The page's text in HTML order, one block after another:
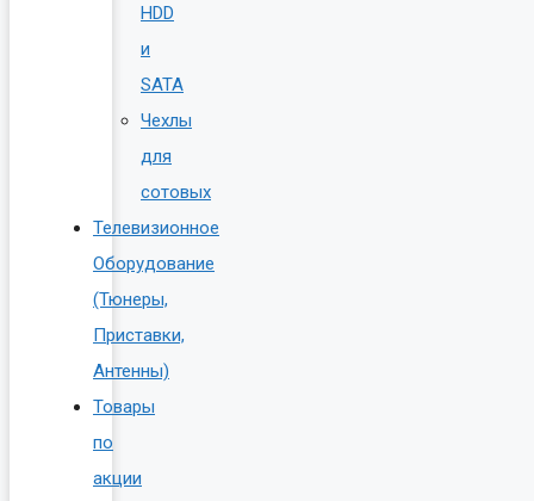
HDD
и
SATA
Чехлы
для
сотовых
Телевизионное
Оборудование
(Тюнеры,
Приставки,
Антенны)
Товары
по
акции